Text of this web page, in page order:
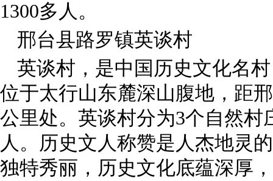
1300多人。
邢台县路罗镇英谈村
英谈村，是中国历史文化名
位于太行山东麓深山腹地，距
公里处。英谈村分为3个自然村
人。历史文人称赞是人杰地灵
独特秀丽，历史文化底蕴深厚